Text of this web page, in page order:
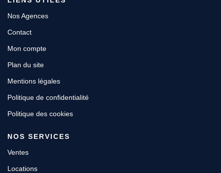
Nos Agences
Contact
Mon compte
Plan du site
Mentions légales
Politique de confidentialité
Politique des cookies
NOS SERVICES
Ventes
Locations